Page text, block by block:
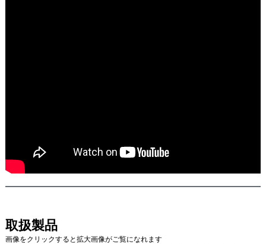
取扱製品
画像をクリックすると拡大画像がご覧になれます